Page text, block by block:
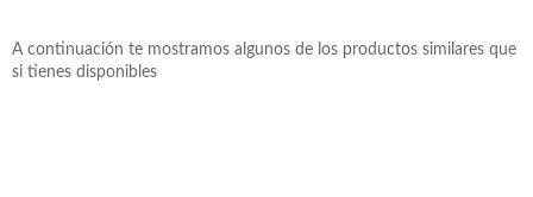
A continuación te mostramos algunos de los productos similares que
si tienes disponibles